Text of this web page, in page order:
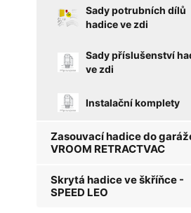
Sady potrubních dílů
hadice ve zdi
Sady příslušenství
ve zdi
Instalační komplety
Zasouvací hadice do
VROOM RETRACTVAC
Skrytá hadice ve škříňce -
SPEED LEO